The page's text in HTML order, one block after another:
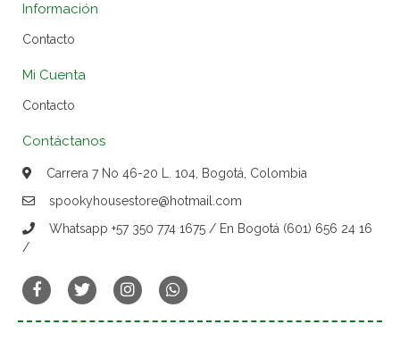
Información
Contacto
Mi Cuenta
Contacto
Contáctanos
Carrera 7 No 46-20 L. 104, Bogotá, Colombia
spookyhousestore@hotmail.com
Whatsapp +57 350 774 1675 / En Bogotá (601) 656 24 16
/